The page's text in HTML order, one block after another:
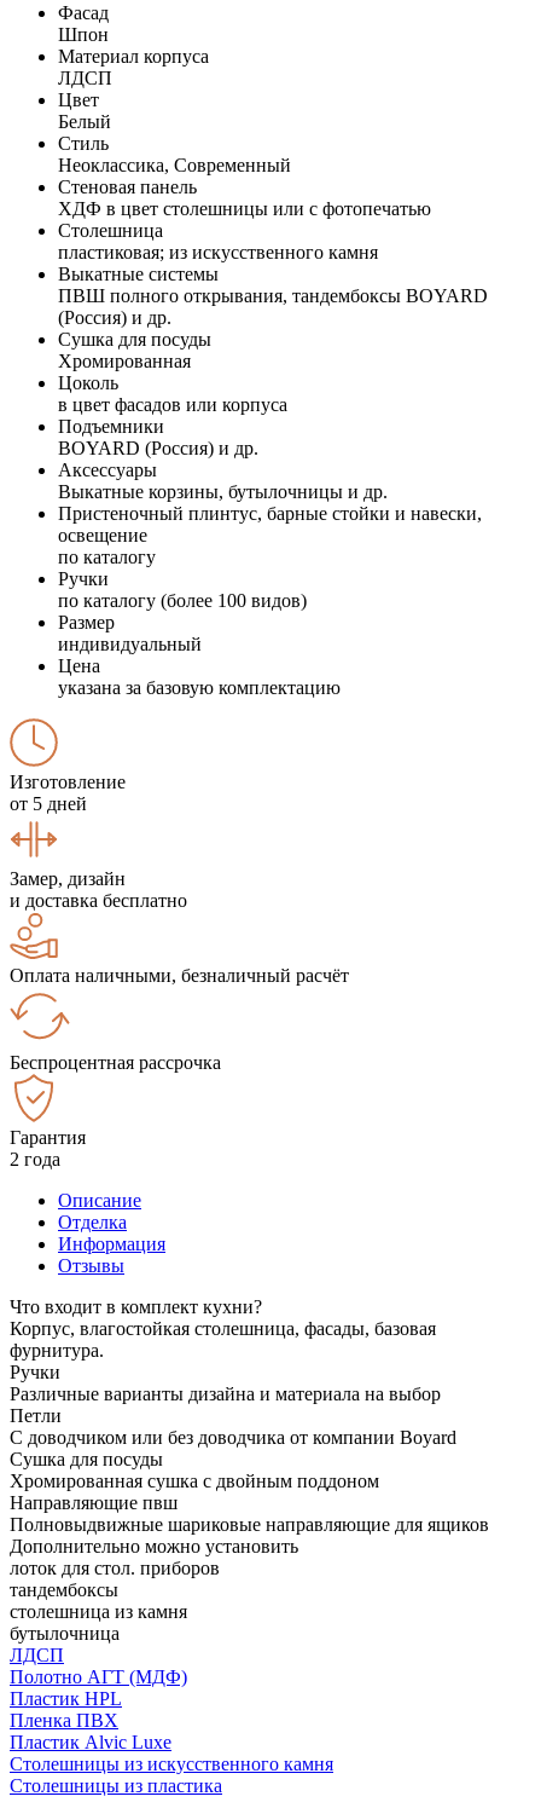
Фасад
Шпон
Материал корпуса
ЛДСП
Цвет
Белый
Стиль
Неоклассика, Современный
Стеновая панель
ХДФ в цвет столешницы или с фотопечатью
Столешница
пластиковая; из искусственного камня
Выкатные системы
ПВШ полного открывания, тандембоксы BOYARD
(Россия) и др.
Сушка для посуды
Хромированная
Цоколь
в цвет фасадов или корпуса
Подъемники
BOYARD (Россия) и др.
Аксессуары
Выкатные корзины, бутылочницы и др.
Пристеночный плинтус, барные стойки и навески,
освещение
по каталогу
Ручки
по каталогу (более 100 видов)
Размер
индивидуальный
Цена
указана за базовую комплектацию
Изготовление
от 5 дней
Замер, дизайн
и доставка бесплатно
Оплата наличными, безналичный расчёт
Беспроцентная рассрочка
Гарантия
2 года
Описание
Отделка
Информация
Отзывы
Что входит в комплект кухни?
Корпус, влагостойкая столешница, фасады, базовая
фурнитура.
Ручки
Различные варианты дизайна и материала на выбор
Петли
С доводчиком или без доводчика от компании Boyard
Сушка для посуды
Хромированная сушка с двойным поддоном
Направляющие пвш
Полновыдвижные шариковые направляющие для ящиков
Дополнительно можно установить
лоток для стол. приборов
тандембоксы
столешница из камня
бутылочница
ЛДСП
Полотно АГТ (МДФ)
Пластик HPL
Пленка ПВХ
Пластик Alvic Luxe
Столешницы из искусственного камня
Столешницы из пластика